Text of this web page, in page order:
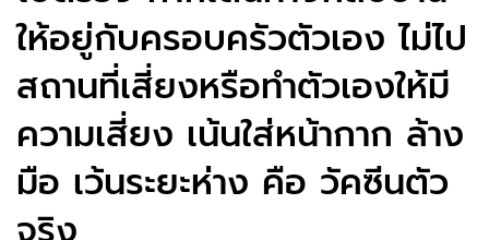
ให้อยู่กับครอบครัวตัวเอง ไม่ไป
สถานที่เสี่ยงหรือทำตัวเองให้มี
ความเสี่ยง เน้นใส่หน้ากาก ล้าง
มือ เว้นระยะห่าง คือ วัคซีนตัว